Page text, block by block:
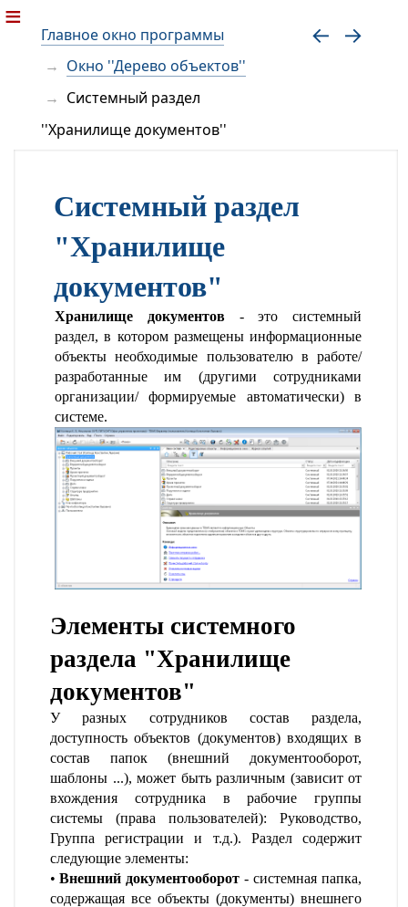
Главное окно программы
Окно ''Дерево объектов''
Системный раздел
''Хранилище документов''
Системный раздел
"Хранилище
документов"
Хранилище документов- это системный
раздел, в котором размещены информационные
объекты необходимые пользователю в работе/
разработанные им (другими сотрудниками
организации/ формируемые автоматически) в
системе.
Элементы системного
раздела "Хранилище
документов"
У разных сотрудников состав раздела,
доступность объектов (документов) входящих в
состав папок (внешний документооборот,
шаблоны ...), может быть различным (зависит от
вхождения сотрудника в рабочие группы
системы (права пользователей): Руководство,
Группа регистрации и т.д.). Раздел содержит
следующие элементы:
Внешний документооборот - системная папка,
содержащая все объекты (документы) внешнего